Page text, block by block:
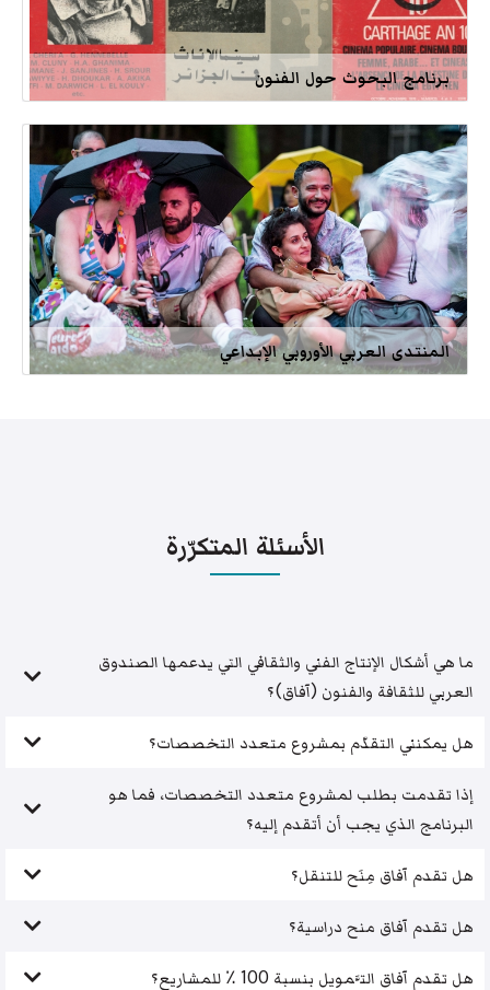
برنامج البحوث حول الفنون
المنتدى العربي الأوروبي الإبداعي
الأسئلة المتكرّرة
ما هي أشكال الإنتاج الفني والثقافي التي يدعمها الصندوق
العربي للثقافة والفنون (آفاق)؟
هل يمكنني التقدّم بمشروع متعدد التخصصات؟
إذا تقدمت بطلب لمشروع متعدد التخصصات، فما هو
البرنامج الذي يجب أن أتقدم إليه؟
هل تقدم آفاق مِنَح للتنقل؟
هل تقدم آفاق منح دراسية؟
هل تقدم آفاق التَّمويل بنسبة 100 ٪ للمشاريع؟